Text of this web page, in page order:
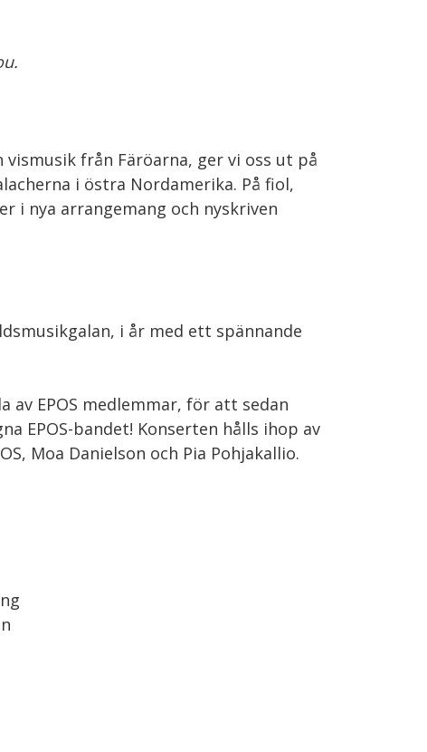
från Färöarna, ger vi oss ut på
i östra Nordamerika. På fiol,
i nya arrangemang och nyskriven
i år med ett spännande
EPOS medlemmar, för att sedan
EPOS-bandet! Konserten hålls ihop av
Moa Danielson och Pia Pohjakallio.